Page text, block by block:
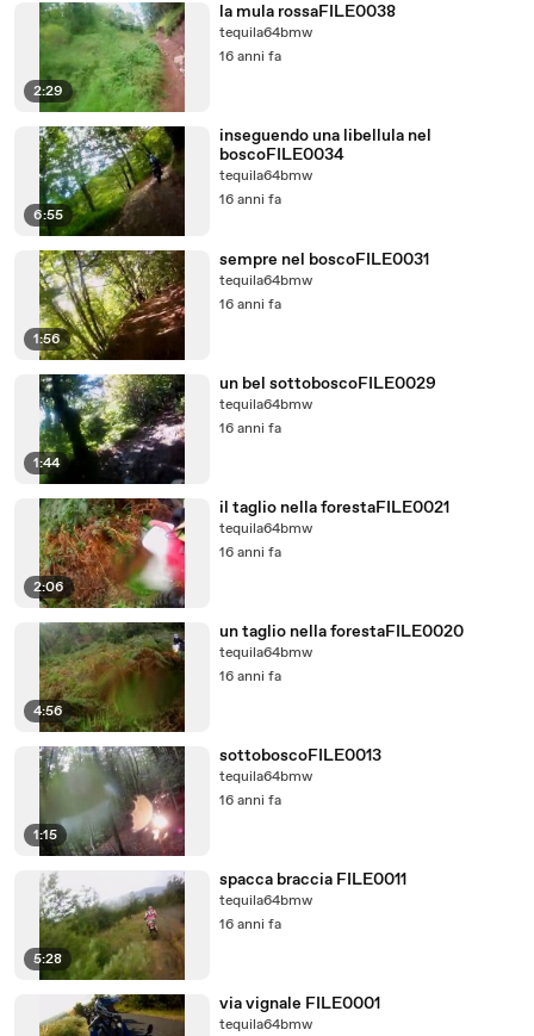
2:29
la mula rossaFILE0038
tequila64bmw
16 anni fa
6:55
inseguendo una libellula nel
boscoFILE0034
tequila64bmw
16 anni fa
1:56
sempre nel boscoFILE0031
tequila64bmw
16 anni fa
1:44
un bel sottoboscoFILE0029
tequila64bmw
16 anni fa
2:06
il taglio nella forestaFILE0021
tequila64bmw
16 anni fa
4:56
un taglio nella forestaFILE0020
tequila64bmw
16 anni fa
1:15
sottoboscoFILE0013
tequila64bmw
16 anni fa
5:28
spacca braccia FILE0011
tequila64bmw
16 anni fa
via vignale FILE0001
tequila64bmw